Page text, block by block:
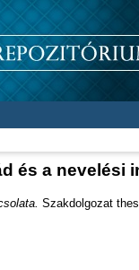
és a nevelési
Szakdolgozat